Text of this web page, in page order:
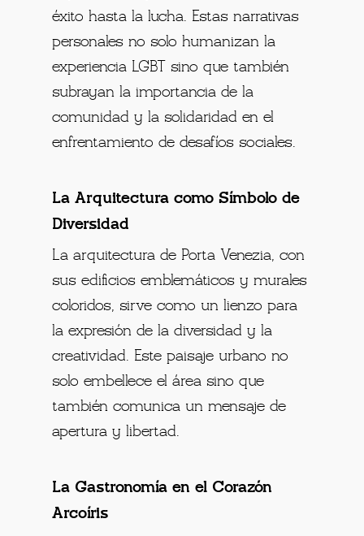
éxito hasta la lucha. Estas narrativas
personales no solo humanizan la
experiencia LGBT sino que también
subrayan la importancia de la
comunidad y la solidaridad en el
enfrentamiento de desafíos sociales.
La Arquitectura como Símbolo de
Diversidad
La arquitectura de Porta Venezia, con
sus edificios emblemáticos y murales
coloridos, sirve como un lienzo para
la expresión de la diversidad y la
creatividad. Este paisaje urbano no
solo embellece el área sino que
también comunica un mensaje de
apertura y libertad.
La Gastronomía en el Corazón
Arcoíris